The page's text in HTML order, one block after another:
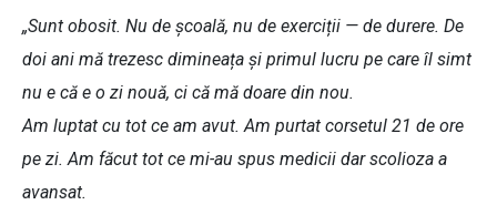
„Sunt obosit. Nu de școală, nu de exerciții — de durere. De
doi ani mă trezesc dimineața și primul lucru pe care îl simt
nu e că e o zi nouă, ci că mă doare din nou.
Am luptat cu tot ce am avut. Am purtat corsetul 21 de ore
pe zi. Am făcut tot ce mi-au spus medicii dar scolioza a
avansat.